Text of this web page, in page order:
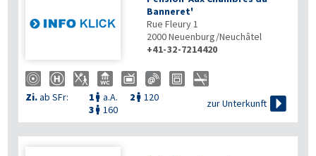
Banneret'
Rue Fleury 1
2000Neuenburg/Neuchâtel
+41-32-7214420
Zi.ab SFr: 1  a.A. 2  120
3  160
zur Unterkunft 